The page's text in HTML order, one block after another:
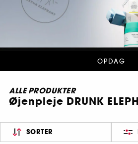
OPDAG
ALLE PRODUKTER
Øjenpleje DRUNK
SORTER